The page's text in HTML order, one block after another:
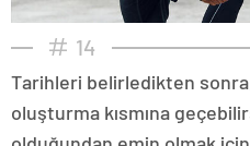
14
Tarihleri belirledikten
oluşturma kısmına